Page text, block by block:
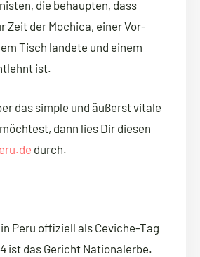
die behaupten, dass
Zeit der Mochica, einer Vor-
Tisch landete und einem
ist.
das simple und äußerst vitale
dann lies Dir diesen
durch.
Peru offiziell als Ceviche-Tag
ist das Gericht Nationalerbe.